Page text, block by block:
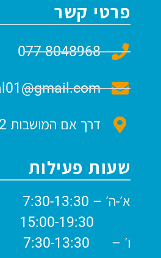
פרטי קשר
077-8048968
דרך אם המושבות 12 פתח תקווה
שעות פעילות
א׳-ה׳ – 7:30-13:30
ו׳ – 7:30-13:30